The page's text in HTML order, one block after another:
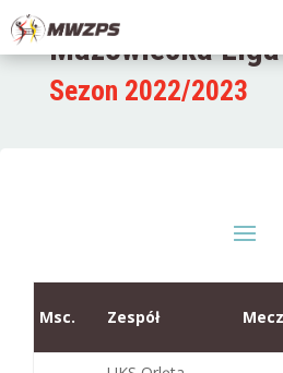
Mazowiecka
Sezon 2022/2023
Msc. Zespół